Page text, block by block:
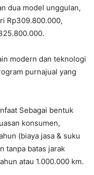
dua model unggulan,
Rp309.800.000,
modern dan teknologi
purnajual yang
Sebagai bentuk
konsumen,
(biaya jasa & suku
tanpa batas jarak
atau 1.000.000 km.